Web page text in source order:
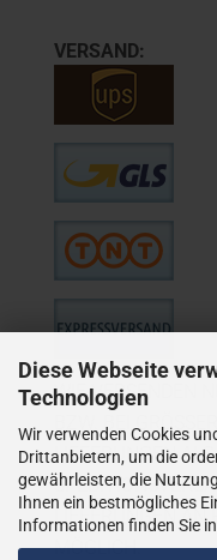
Diese Webseite
Technologien
Wir verwenden Cookies
Drittanbietern, um die
gewährleisten, die
Ihnen ein bestmögliches
Informationen finden Sie
VERSAND:
WIE VERSENDEN
BZW. BEI
LIEFERUNGEN
LIEFERUNGEN AN
MÖGLICH.